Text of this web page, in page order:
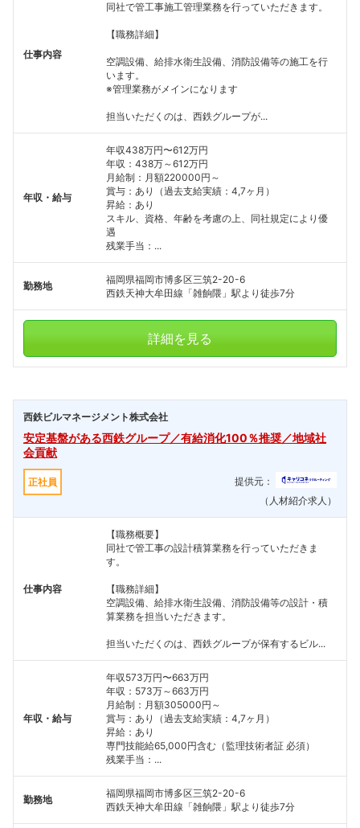
仕事内容
同社で管工事施工管理業務を行っていただきます。
【職務詳細】
空調設備、給排水衛生設備、消防設備等の施工を行
います。
※管理業務がメインになります
担当いただくのは、西鉄グループが...
年収・給与
年収438万円〜612万円
年収：438万～612万円
月給制：月額220000円～
賞与：あり（過去支給実績：4,7ヶ月）
昇給：あり
スキル、資格、年齢を考慮の上、同社規定により優
遇
残業手当：...
勤務地
福岡県福岡市博多区三筑2-20-6
西鉄天神大牟田線「雑餉隈」駅より徒歩7分
詳細を見る
西鉄ビルマネージメント株式会社
安定基盤がある西鉄グループ／有給消化100％推奨／地域社
会貢献
正社員
提供元：
（人材紹介求人）
仕事内容
【職務概要】
同社で管工事の設計積算業務を行っていただきま
す。
【職務詳細】
空調設備、給排水衛生設備、消防設備等の設計・積
算業務を担当いただきます。
担当いただくのは、西鉄グループが保有するビル...
年収・給与
年収573万円〜663万円
年収：573万～663万円
月給制：月額305000円～
賞与：あり（過去支給実績：4,7ヶ月）
昇給：あり
専門技能給65,000円含む（監理技術者証 必須）
残業手当：...
勤務地
福岡県福岡市博多区三筑2-20-6
西鉄天神大牟田線「雑餉隈」駅より徒歩7分